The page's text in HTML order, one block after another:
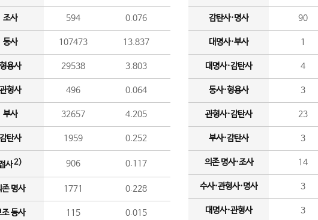
조사 594 0.076
동사 107473 13.837
용사 29538 3.803
형사 496 0.064
부사 32657 4.205
탄사 1959 0.252
사2) 906 0.117
존 명사 1771 0.228
조 동사 115 0.015
감탄사·명사 90
대명사·부사 1
대명사·감탄사 4
동사·형용사 3
관형사·감탄사 23
부사·감탄사 3
의존 명사·조사 14
수사·관형사·명사 3
대명사·관형사 3